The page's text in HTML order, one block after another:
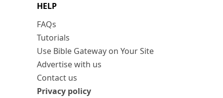
HELP
FAQs
Tutorials
Use Bible Gateway on Your Site
Advertise with us
Contact us
Privacy policy